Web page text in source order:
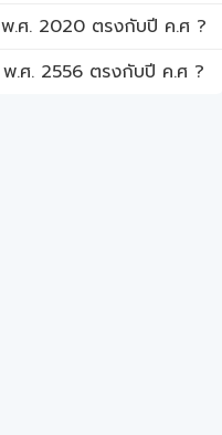
พ.ศ. 2020 ตรงกับปี ค.ศ ?
พ.ศ. 2556 ตรงกับปี ค.ศ ?